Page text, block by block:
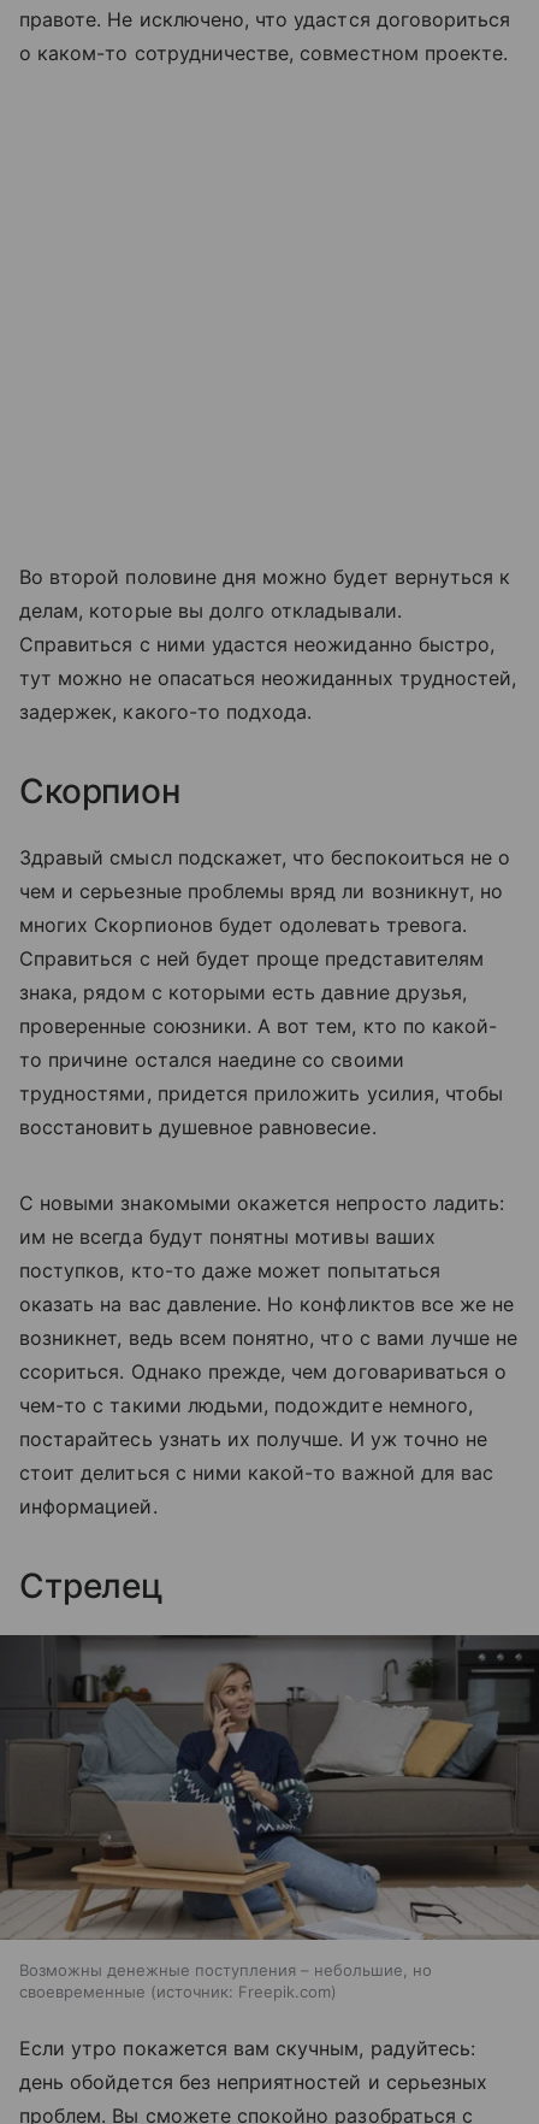
правоте. Не исключено, что удастся договориться
о каком-то сотрудничестве, совместном проекте.
Во второй половине дня можно будет вернуться к
делам, которые вы долго откладывали.
Справиться с ними удастся неожиданно быстро,
тут можно не опасаться неожиданных трудностей,
задержек, какого-то подхода.
Скорпион
Здравый смысл подскажет, что беспокоиться не о
чем и серьезные проблемы вряд ли возникнут, но
многих Скорпионов будет одолевать тревога.
Справиться с ней будет проще представителям
знака, рядом с которыми есть давние друзья,
проверенные союзники. А вот тем, кто по какой-
то причине остался наедине со своими
трудностями, придется приложить усилия, чтобы
восстановить душевное равновесие.
С новыми знакомыми окажется непросто ладить:
им не всегда будут понятны мотивы ваших
поступков, кто-то даже может попытаться
оказать на вас давление. Но конфликтов все же не
возникнет, ведь всем понятно, что с вами лучше не
ссориться. Однако прежде, чем договариваться о
чем-то с такими людьми, подождите немного,
постарайтесь узнать их получше. И уж точно не
стоит делиться с ними какой-то важной для вас
информацией.
Стрелец
Возможны денежные поступления – небольшие, но
своевременные
источник: Freepik.com
Если утро покажется вам скучным, радуйтесь:
день обойдется без неприятностей и серьезных
проблем. Вы сможете спокойно разобраться с